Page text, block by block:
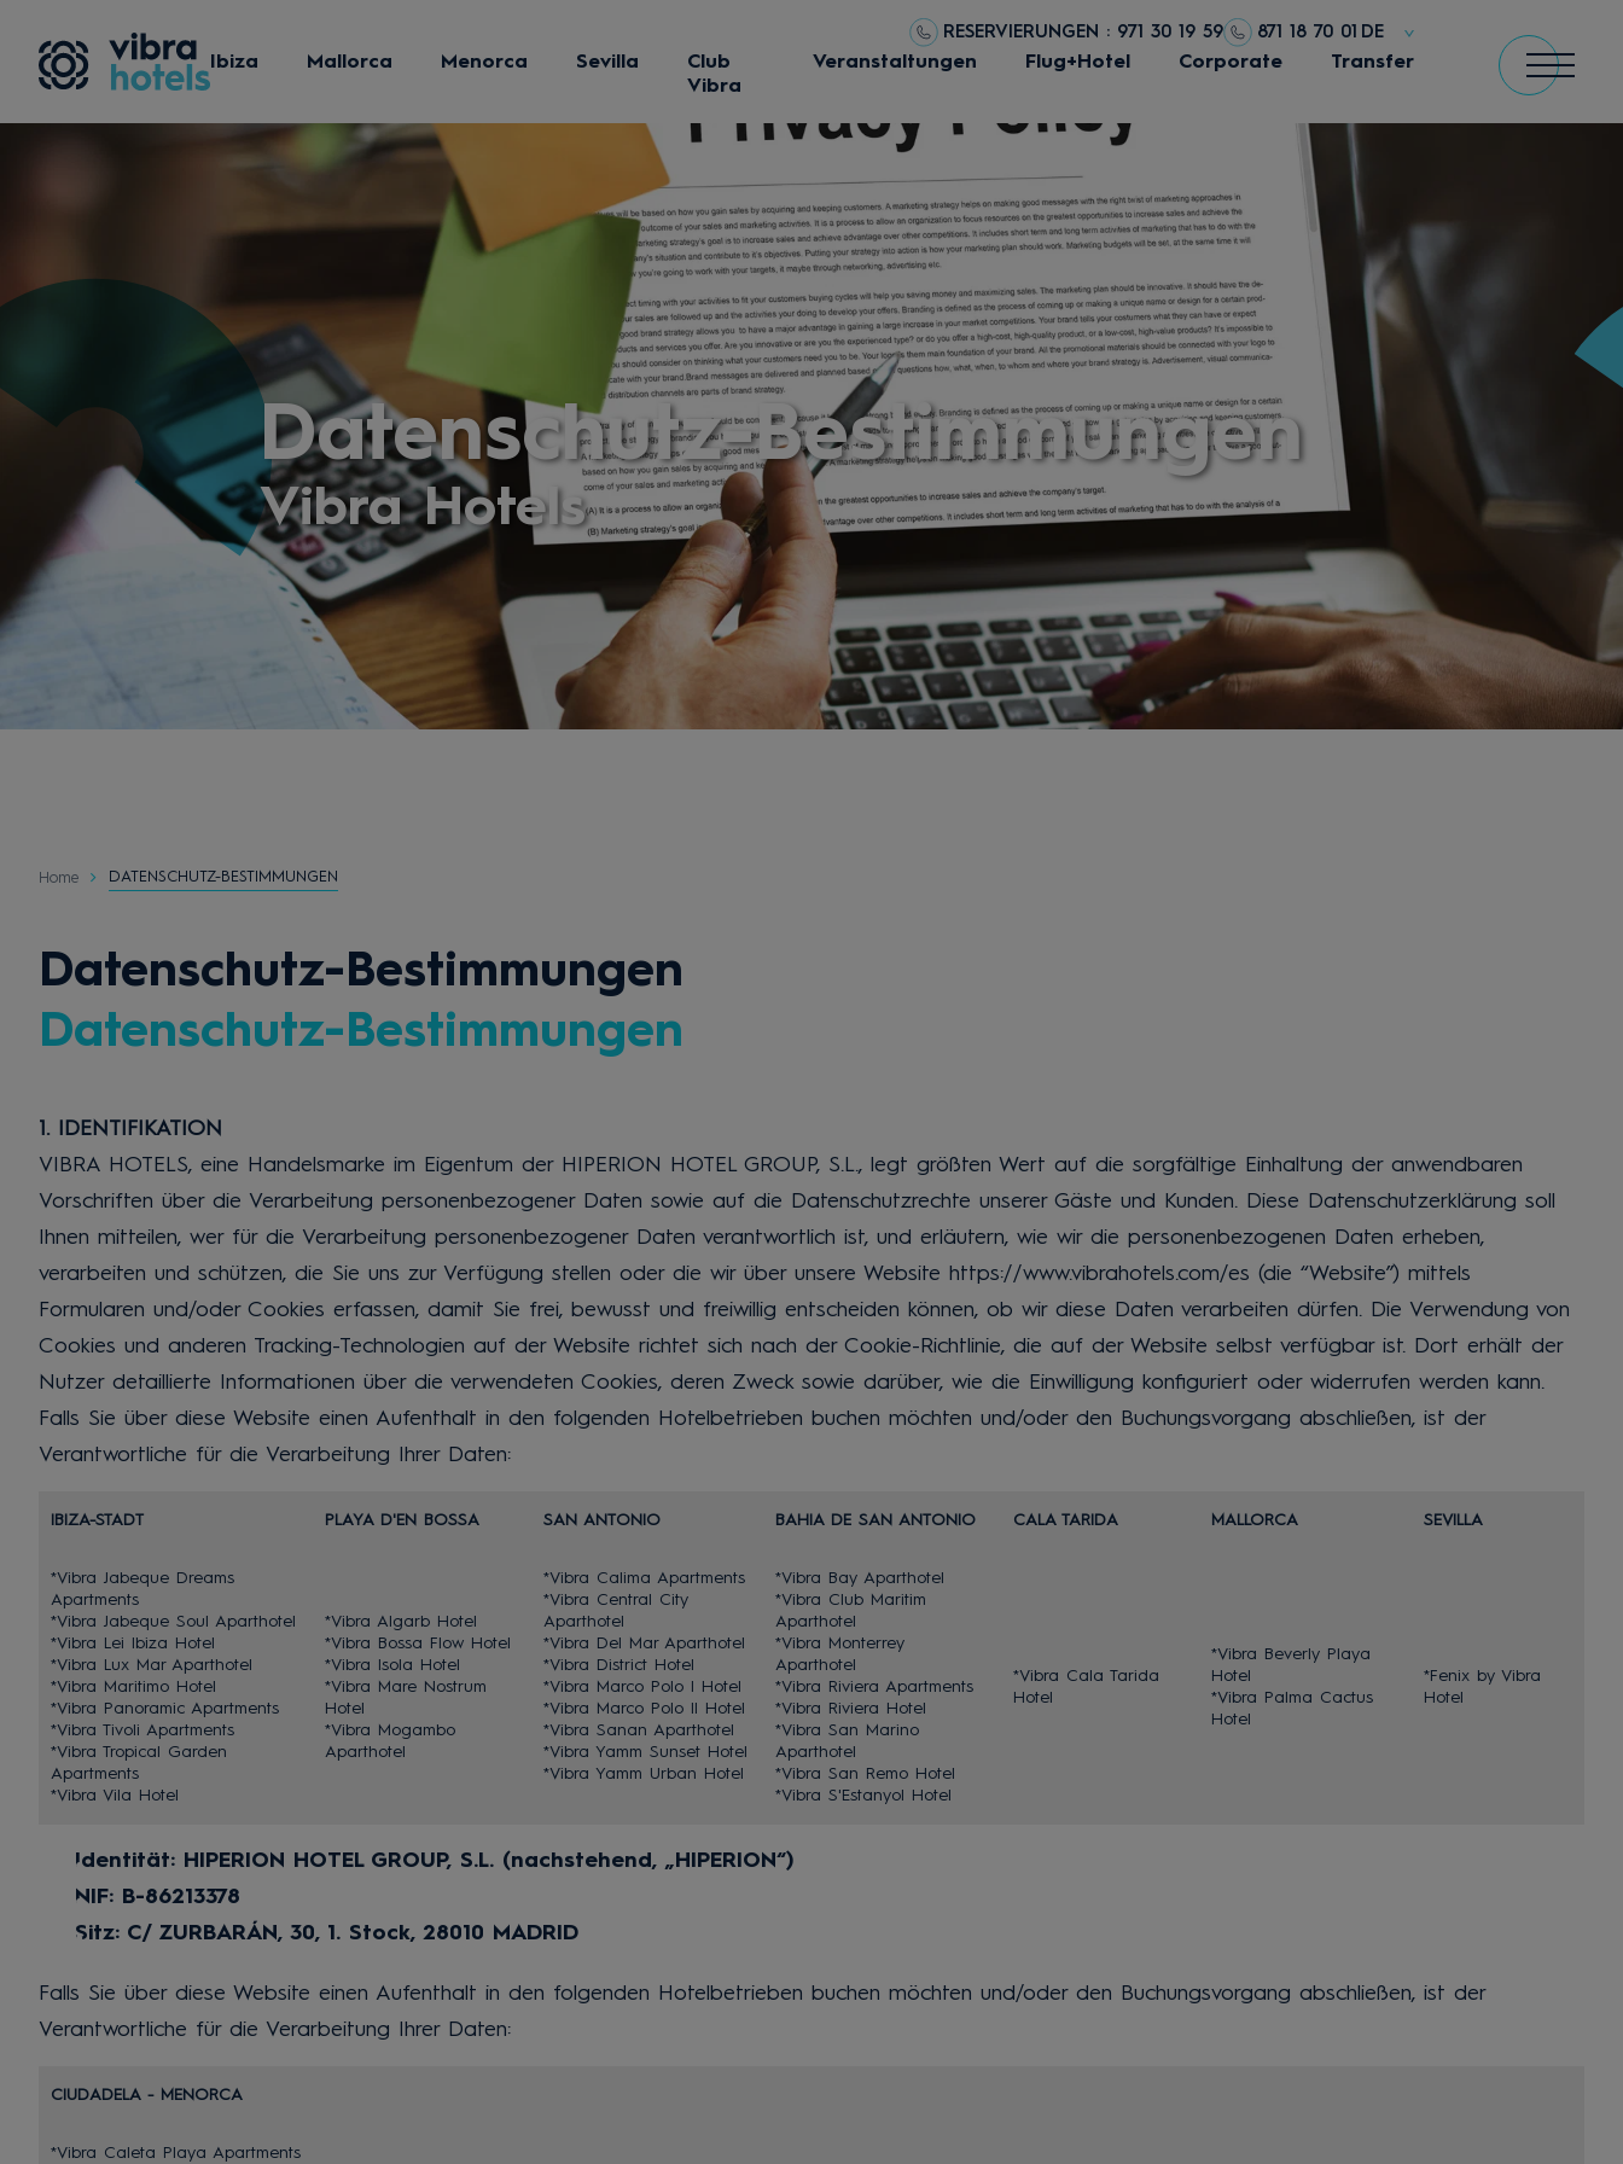
RESERVIERUNGEN : 971 30 19 59 871 18 70 01 DE
Ibiza Mallorca Menorca Sevilla
Club
Vibra
Veranstaltungen Flug+Hotel Corporate Transfer
Datenschutz-Bestimmungen
Vibra Hotels
Home DATENSCHUTZ-BESTIMMUNGEN
Datenschutz-Bestimmungen
Datenschutz-Bestimmungen
1. IDENTIFIKATION
VIBRA HOTELS, eine Handelsmarke im Eigentum der HIPERION HOTEL GROUP, S.L., legt größten Wert auf die sorgfältige Einhaltung der anwendbaren
Vorschriften über die Verarbeitung personenbezogener Daten sowie auf die Datenschutzrechte unserer Gäste und Kunden. Diese Datenschutzerklärung soll
Ihnen mitteilen, wer für die Verarbeitung personenbezogener Daten verantwortlich ist, und erläutern, wie wir die personenbezogenen Daten erheben,
verarbeiten und schützen, die Sie uns zur Verfügung stellen oder die wir über unsere Website https://www.vibrahotels.com/es (die “Website”) mittels
Formularen und/oder Cookies erfassen, damit Sie frei, bewusst und freiwillig entscheiden können, ob wir diese Daten verarbeiten dürfen. Die Verwendung von
Cookies und anderen Tracking-Technologien auf der Website richtet sich nach der Cookie-Richtlinie, die auf der Website selbst verfügbar ist. Dort erhält der
Nutzer detaillierte Informationen über die verwendeten Cookies, deren Zweck sowie darüber, wie die Einwilligung konfiguriert oder widerrufen werden kann.
Falls Sie über diese Website einen Aufenthalt in den folgenden Hotelbetrieben buchen möchten und/oder den Buchungsvorgang abschließen, ist der
Verantwortliche für die Verarbeitung Ihrer Daten:
IBIZA-STADT PLAYA D'EN BOSSA SAN ANTONIO BAHIA DE SAN ANTONIO CALA TARIDA MALLORCA SEVILLA
*Vibra Jabeque Dreams
Apartments
*Vibra Jabeque Soul Aparthotel
*Vibra Lei Ibiza Hotel
*Vibra Lux Mar Aparthotel
*Vibra Maritimo Hotel
*Vibra Panoramic Apartments
*Vibra Tivoli Apartments
*Vibra Tropical Garden
Apartments
*Vibra Vila Hotel
*Vibra Algarb Hotel
*Vibra Bossa Flow Hotel
*Vibra Isola Hotel
*Vibra Mare Nostrum
Hotel
*Vibra Mogambo
Aparthotel
*Vibra Calima Apartments
*Vibra Central City
Aparthotel
*Vibra Del Mar Aparthotel
*Vibra District Hotel
*Vibra Marco Polo I Hotel
*Vibra Marco Polo II Hotel
*Vibra Sanan Aparthotel
*Vibra Yamm Sunset Hotel
*Vibra Yamm Urban Hotel
*Vibra Bay Aparthotel
*Vibra Club Maritim
Aparthotel
*Vibra Monterrey
Aparthotel
*Vibra Riviera Apartments
*Vibra Riviera Hotel
*Vibra San Marino
Aparthotel
*Vibra San Remo Hotel
*Vibra S'Estanyol Hotel
*Vibra Cala Tarida
Hotel
*Vibra Beverly Playa
Hotel
*Vibra Palma Cactus
Hotel
*Fenix by Vibra
Hotel
Identität: HIPERION HOTEL GROUP, S.L. (nachstehend, „HIPERION“)
NIF: B-86213378
Sitz: C/ ZURBARÁN, 30, 1. Stock, 28010 MADRID
Falls Sie über diese Website einen Aufenthalt in den folgenden Hotelbetrieben buchen möchten und/oder den Buchungsvorgang abschließen, ist der
Verantwortliche für die Verarbeitung Ihrer Daten:
CIUDADELA - MENORCA
*Vibra Caleta Playa Apartments